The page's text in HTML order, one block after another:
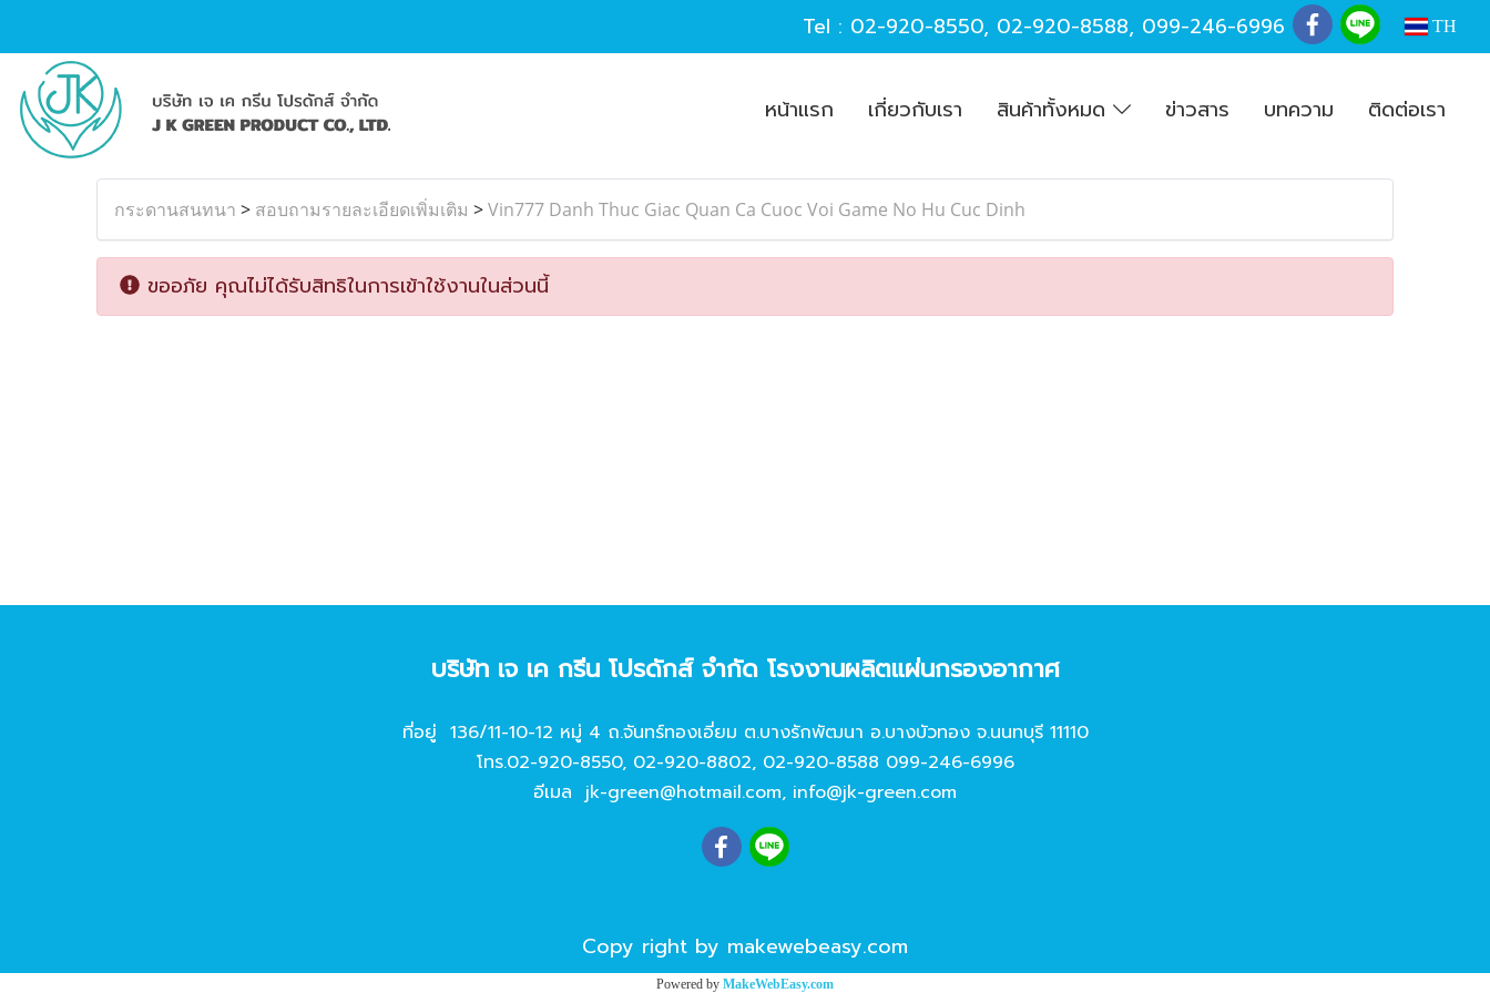
Tel : 02-920-8550, 02-920-8588, 099-246-6996 TH
หน้าแรก เกี่ยวกับเรา สินค้าทั้งหมด ข่าวสาร บทความ ติดต่อเรา
กระดานสนทนา > สอบถามรายละเอียดเพิ่มเติม >Vin777 Danh Thuc Giac Quan Ca Cuoc Voi Game No Hu Cuc Dinh
ขออภัย คุณไม่ได้รับสิทธิในการเข้าใช้งานในส่วนนี้
บริษัท เจ เค กรีน โปรดักส์ จํากัด โรงงานผลิตแผ่นกรองอากาศ
ที่อยู่ 136/11-10-12 หมู่ 4 ถ.จันทร์ทองเอี่ยม ต.บางรักพัฒนา อ.บางบัวทอง จ.นนทบุรี 11110
โทร.02-920-8550, 02-920-8802, 02-920-8588 099-246-6996
อีเมล jk-green@hotmail.com, info@jk-green.com
Copy right by makewebeasy.com
Powered by MakeWebEasy.com